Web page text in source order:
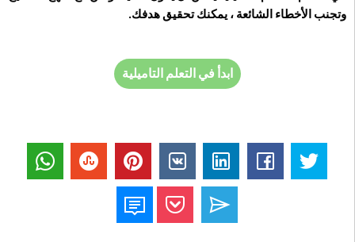
وتجنب الأخطاء الشائعة ، يمكنك تحقيق هدفك.
ابدأ في التعلم التاميلية